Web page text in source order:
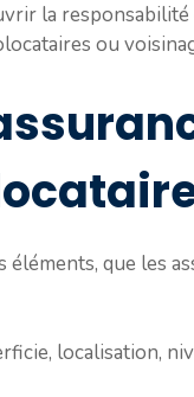
la responsabilité
ou
éléments, que les
localisation,